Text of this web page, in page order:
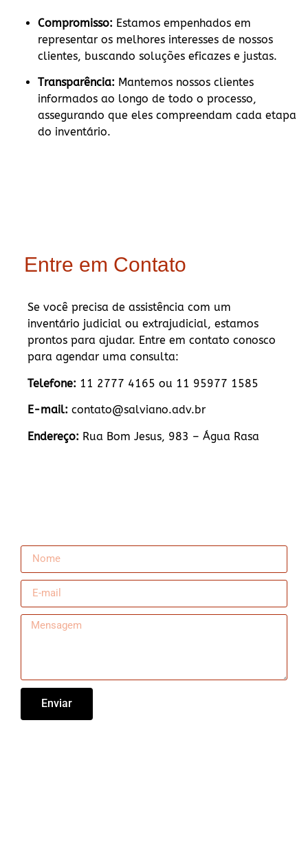
Compromisso: Estamos empenhados em
representar os melhores interesses de nossos
clientes, buscando soluções eficazes e justas.
Transparência: Mantemos nossos clientes
informados ao longo de todo o processo,
assegurando que eles compreendam cada etapa
do inventário.
Entre em Contato
Se você precisa de assistência com um
inventário judicial ou extrajudicial, estamos
prontos para ajudar. Entre em contato conosco
para agendar uma consulta:
Telefone: 11 2777 4165 ou 11 95977 1585
E-mail: contato@salviano.adv.br
Endereço: Rua Bom Jesus, 983 – Água Rasa
Enviar